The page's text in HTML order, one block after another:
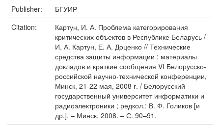
Publisher:
БГУИР
Citation:
Картун, И. А. Проблема категорирования
критических объектов в Республике Беларусь /
И. А. Картун, Е. А. Доценко // Технические
средства защиты информации : материалы
докладов и краткие сообщения VI Белорусско-
российской научно-технической конференции,
Минск, 21-22 мая, 2008 г. / Белорусский
государственный университет информатики и
радиоэлектроники ; редкол.: В. Ф. Голиков [и
др.]. – Минск, 2008. – С. 90–91.